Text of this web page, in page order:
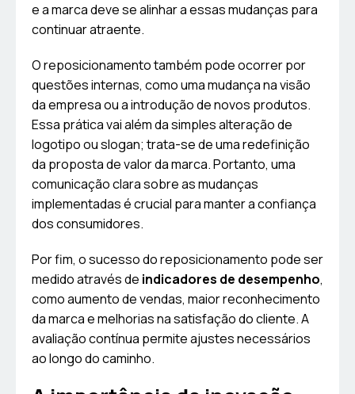
e a marca deve se alinhar a essas mudanças para
continuar atraente.
O reposicionamento também pode ocorrer por
questões internas, como uma mudança na visão
da empresa ou a introdução de novos produtos.
Essa prática vai além da simples alteração de
logotipo ou slogan; trata-se de uma redefinição
da proposta de valor da marca. Portanto, uma
comunicação clara sobre as mudanças
implementadas é crucial para manter a confiança
dos consumidores.
Por fim, o sucesso do reposicionamento pode ser
medido através de indicadores de desempenho,
como aumento de vendas, maior reconhecimento
da marca e melhorias na satisfação do cliente. A
avaliação contínua permite ajustes necessários
ao longo do caminho.